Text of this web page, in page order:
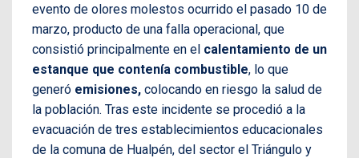
evento de olores molestos ocurrido el pasado 10 de
marzo, producto de una falla operacional, que
consistió principalmente en el calentamiento de un
estanque que contenía combustible, lo que
generó emisiones, colocando en riesgo la salud de
la población. Tras este incidente se procedió a la
evacuación de tres establecimientos educacionales
de la comuna de Hualpén, del sector el Triángulo y